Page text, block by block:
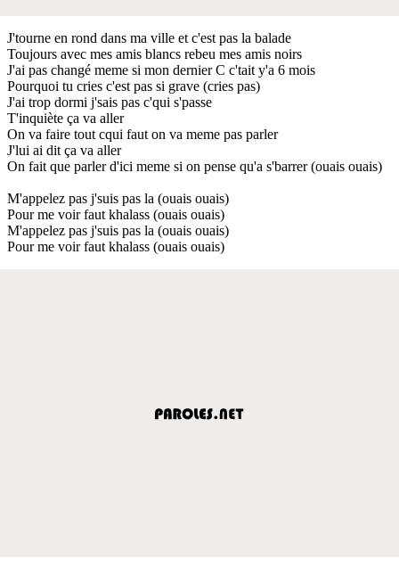
J'tourne en rond dans ma ville et c'est pas la balade
Toujours avec mes amis blancs rebeu mes amis noirs
J'ai pas changé meme si mon dernier C c'tait y'a 6 mois
Pourquoi tu cries c'est pas si grave (cries pas)
J'ai trop dormi j'sais pas c'qui s'passe
T'inquiète ça va aller
On va faire tout cqui faut on va meme pas parler
J'lui ai dit ça va aller
On fait que parler d'ici meme si on pense qu'a s'barrer (ouais ouais)
M'appelez pas j'suis pas la (ouais ouais)
Pour me voir faut khalass (ouais ouais)
M'appelez pas j'suis pas la (ouais ouais)
Pour me voir faut khalass (ouais ouais)